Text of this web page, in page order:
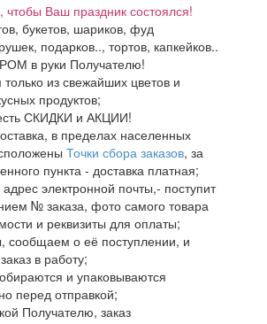
Ваш праздник состоялся!
букетов, шариков, фуд
подарков.., тортов, капкейков..
в руки Получателю!
из свежайших цветов и
продуктов;
СКИДКИ и АКЦИИ!
в пределах населенных
Точки сбора заказов, за
пункта - доставка платная;
электронной почты,- поступит
№ заказа, фото самого товара
и реквизиты для оплаты;
сообщаем о её поступлении, и
в работу;
и упаковываются
перед отправкой;
Получателю, заказ